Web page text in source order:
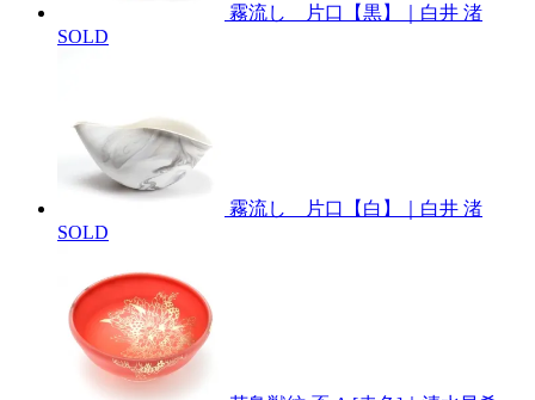
霧流し 片口【黒】｜白井 渚
SOLD
霧流し 片口【白】｜白井 渚
SOLD